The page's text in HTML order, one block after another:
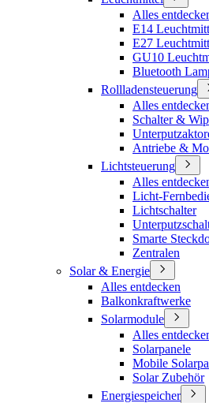
Alles
E14
E27
GU10
Bluetooth
Rollladensteuerung
Alles
Schalter &
Antriebe &
Lichtsteuerung
Alles
Licht-
Lichtschalter
Smarte
Zentralen
Solar & Energie
Alles entdecken
Balkonkraftwerke
Solarmodule
Alles
Solarpanele
Mobile
Solar Zubehör
Energiespeicher